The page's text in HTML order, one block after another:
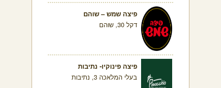
פיצה שמש – שוהם
דקל 30, שוהם
פיצה פינוקיו- נתיבות
בעלי המלאכה 3, נתיבות